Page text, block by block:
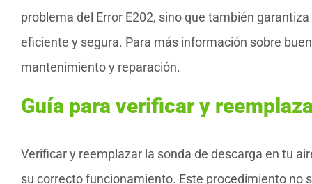
problema del Error E202, sino que también
eficiente y segura. Para más información sobre
mantenimiento y reparación.
Guía para verificar y
Verificar y reemplazar la sonda de descarga en tu
su correcto funcionamiento. Este procedimiento no